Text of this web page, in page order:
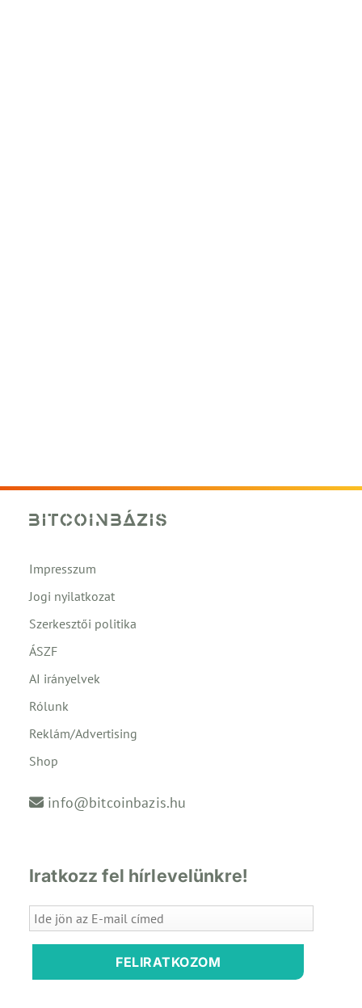
Impresszum
Jogi nyilatkozat
Szerkesztői politika
ÁSZF
AI irányelvek
Rólunk
Reklám/Advertising
Shop
info@bitcoinbazis.hu
Iratkozz fel hírlevelünkre!
FELIRATKOZOM